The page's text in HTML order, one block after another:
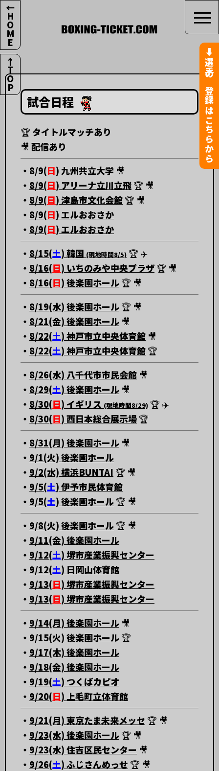
⬇︎選手の登録はこちらから
←HOME
↑TOP
試合日程
🏆 タイトルマッチあり
🎥 配信あり
・ 8/9(日) 九州共立大学 🎥
・ 8/9(日) アリーナ立川立飛🏆 🎥
・ 8/9(日) 津島市文化会館🏆 🎥
・ 8/9(日) エルおおさか
・ 8/9(日) エルおおさか
・ 8/15(土) 韓国 (現地時間8/5) 🏆 ✈️
・ 8/16(日) いちのみや中央プラザ🏆 🎥
・ 8/16(日) 後楽園ホール🏆 🎥
・ 8/19(水) 後楽園ホール🏆 🎥
・ 8/21(金) 後楽園ホール 🎥
・ 8/22(土) 神戸市立中央体育館 🎥
・ 8/22(土) 神戸市立中央体育館🏆
・ 8/26(水) 八千代市市民会館 🎥
・ 8/29(土) 後楽園ホール 🎥
・ 8/30(日) イギリス (現地時間8/29) 🏆 ✈️
・ 8/30(日) 西日本総合展示場🏆
・ 8/31(月) 後楽園ホール 🎥
・ 9/1(火) 後楽園ホール
・ 9/2(水) 横浜BUNTAI 🏆 🎥
・ 9/5(土) 伊予市民体育館
・ 9/5(土) 後楽園ホール🏆 🎥
・ 9/8(火) 後楽園ホール🏆 🎥
・ 9/11(金) 後楽園ホール
・ 9/12(土) 堺市産業振興センター
・ 9/12(土) 日岡山体育館
・ 9/13(日) 堺市産業振興センター
・ 9/13(日) 堺市産業振興センター
・ 9/14(月) 後楽園ホール 🎥
・ 9/15(火) 後楽園ホール🏆
・ 9/17(木) 後楽園ホール
・ 9/18(金) 後楽園ホール
・ 9/19(土) つくばカピオ
・ 9/20(日) 上毛町立体育館
・ 9/21(月) 東京たま未来メッセ 🏆 🎥
・ 9/23(水) 後楽園ホール🏆 🎥
・ 9/23(水) 住吉区民センター 🎥
・ 9/26(土) ふじさんめっせ 🏆 🎥